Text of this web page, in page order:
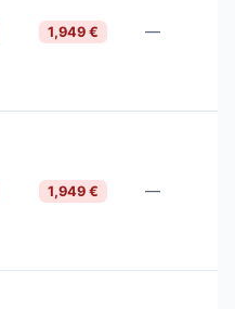
1,949 € —
1,949 € —